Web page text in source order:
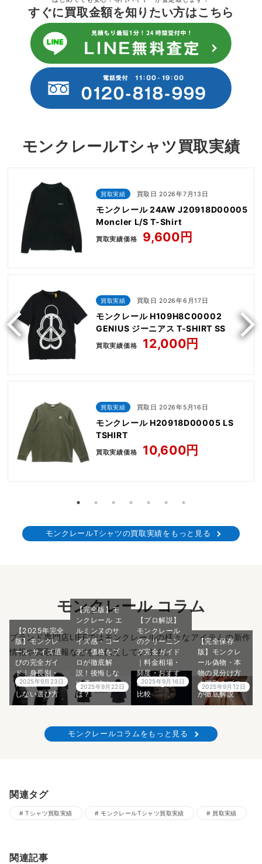
すぐに買取金額を知りたい方はこちら
モンクレールTシャツ買取実績
買取実績 買取日 2026年7月13日
モンクレール 24AW J20918D00005
Moncler L/S T-Shirt
買取実績価格 9,600円
買取実績 買取日 2026年6月17日
モンクレール H109H8C00002
GENIUS ジーニアス T-SHIRT SS
買取実績価格 12,000円
買取実績 買取日 2026年5月16日
モンクレール H20918D00005 LS
TSHIRT
買取実績価格 10,600円
モンクレールTシャツの買取実績をもっと見る
モンクレール コラム
ブランド専門店LIFEではモンクレールの様々なアイテムの新作
情報や買取情報などをお伝えしています。
【2025年完全
版】モンクレ
ール サイズ選
びの完全ガイ
ド｜身長別・
体型別の失敗
しない選び方
2025年9月23日
【完全版】モ
ンクレール エ
ルミンヌのサ
イズ感・コー
デ・価格をプ
ロが徹底解
説！後悔しな
い選び方と
は？
2025年9月22日
【プロ解説】
モンクレール
のクリーニン
グ完全ガイド
｜料金相場・
頻度・おすす
めの店を徹底
比較
2025年9月16日
【完全保存
版】モンクレ
ール偽物・本
物の見分け方
｜買取のプロ
が徹底解説
2025年9月12日
モンクレールコラムをもっと見る
関連タグ
Tシャツ買取実績 モンクレールTシャツ買取実績 買取実績
関連記事